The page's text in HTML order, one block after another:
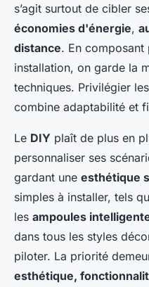
s’agit surtout de cibler
économies d'énergie,
distance. En composant
installation, on garde la
techniques. Privilégier les
combine adaptabilité et
Le DIY plaît de plus en
personnaliser ses
gardant une esthétique
simples à installer, tels
les ampoules
dans tous les styles
piloter. La priorité
esthétique,